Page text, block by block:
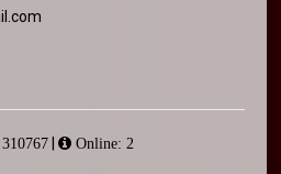
| Online: 2